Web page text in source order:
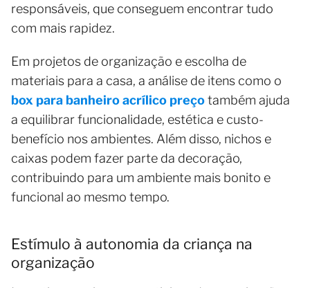
responsáveis, que conseguem encontrar tudo
com mais rapidez.
Em projetos de organização e escolha de
materiais para a casa, a análise de itens como o
box para banheiro acrílico preçotambém ajuda
a equilibrar funcionalidade, estética e custo-
benefício nos ambientes. Além disso, nichos e
caixas podem fazer parte da decoração,
contribuindo para um ambiente mais bonito e
funcional ao mesmo tempo.
Estímulo à autonomia da criança na
organização